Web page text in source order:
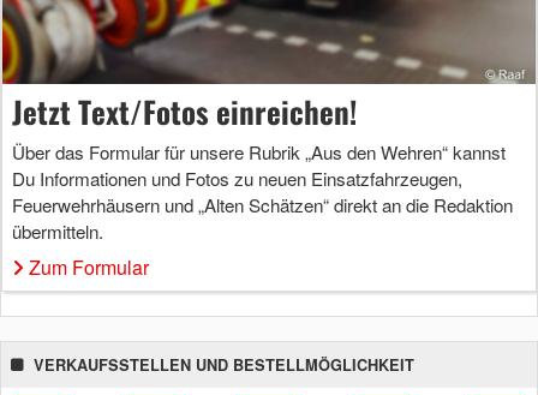
Jetzt Text/Fotos einreichen!
Über das Formular für unsere Rubrik „Aus den Wehren“ kannst
Du Informationen und Fotos zu neuen Einsatzfahrzeugen,
Feuerwehrhäusern und „Alten Schätzen“ direkt an die Redaktion
übermitteln.
Zum Formular
VERKAUFSSTELLEN UND BESTELLMÖGLICHKEIT